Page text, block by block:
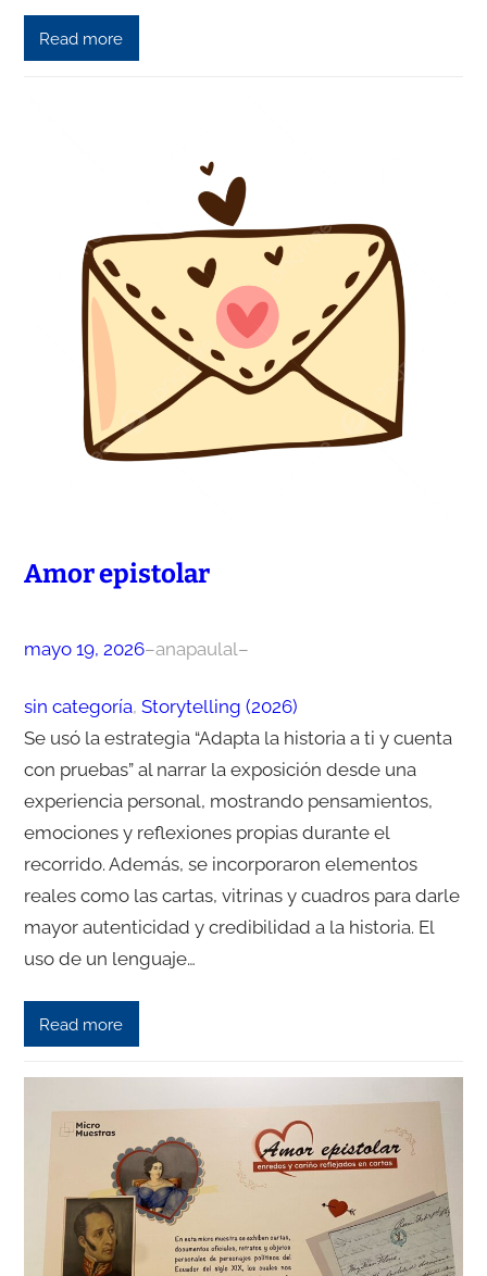
Read more
Amor epistolar
mayo 19, 2026–anapaulal–
sin categoría, Storytelling (2026)
Se usó la estrategia “Adapta la historia a ti y cuenta
con pruebas” al narrar la exposición desde una
experiencia personal, mostrando pensamientos,
emociones y reflexiones propias durante el
recorrido. Además, se incorporaron elementos
reales como las cartas, vitrinas y cuadros para darle
mayor autenticidad y credibilidad a la historia. El
uso de un lenguaje…
Read more